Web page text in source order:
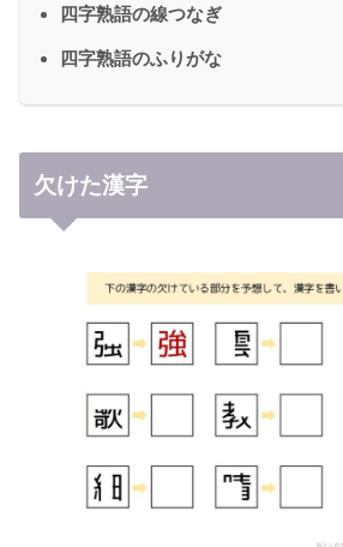
四字熟語の線つなぎ
四字熟語のふりがな
欠けた漢字